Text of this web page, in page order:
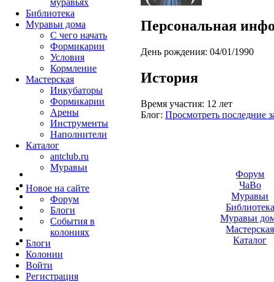
Персональная
День рождения: 04/01/1990
История
Время участия: 12 лет
Блог: Просмотреть последние
муравьях
Библиотека
Муравьи дома
С чего начать
Формикарии
Условия
Кормление
Мастерская
Инкубаторы
Формикарии
Арены
Инструменты
Наполнители
Каталог
antclub.ru
Муравьи
Новое на сайте
Форум
Блоги
События в
колониях
Блоги
Колонии
Войти
Peгиcтpaция
Форум
ЧаВо
Муравьи
Библиотека
Муравьи
Мастерская
Каталог